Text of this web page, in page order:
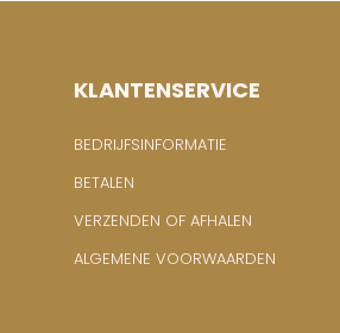
KLANTENSERVICE
BEDRIJFSINFORMATIE
BETALEN
VERZENDEN OF AFHALEN
ALGEMENE VOORWAARDEN